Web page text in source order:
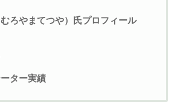
ろやまてつや）氏プロフィール
ター実績